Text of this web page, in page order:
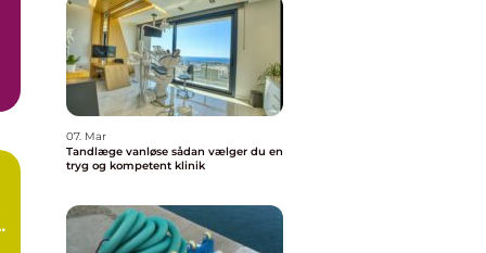
07. Mar
Tandlæge vanløse sådan vælger du en
tryg og kompetent klinik